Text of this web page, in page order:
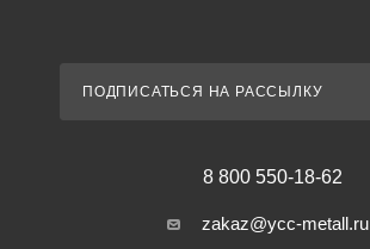
ПОДПИСАТЬСЯ НА РАССЫЛКУ
8 800 550-18-62
zakaz@ycc-metall.ru